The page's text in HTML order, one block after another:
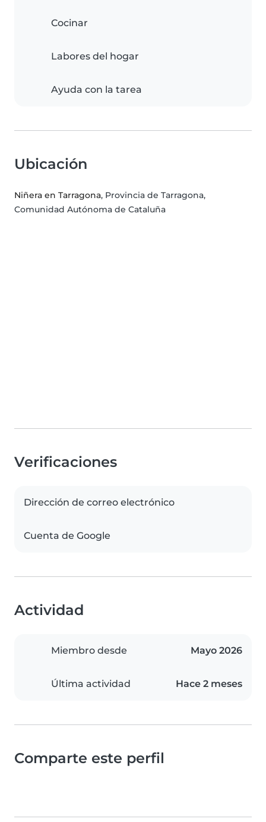
Cocinar
Labores del hogar
Ayuda con la tarea
Ubicación
Niñera en Tarragona, Provincia de Tarragona,
Comunidad Autónoma de Cataluña
Verificaciones
Dirección de correo electrónico
Cuenta de Google
Actividad
Miembro desde Mayo 2026
Última actividad Hace 2 meses
Comparte este perfil